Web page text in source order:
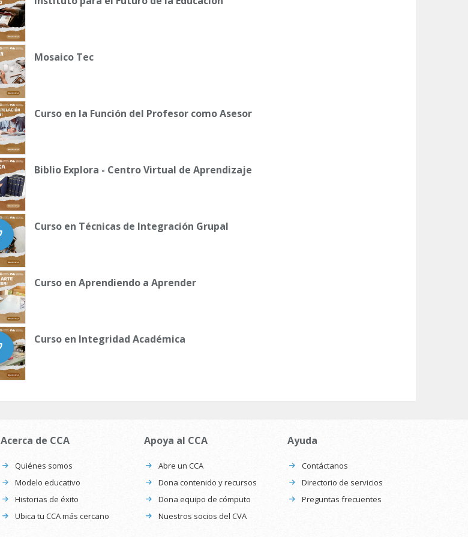
Mosaico Tec
Curso en la Función del Profesor como Asesor
Biblio Explora - Centro Virtual de Aprendizaje
Curso en Técnicas de Integración Grupal
Curso en Aprendiendo a Aprender
Curso en Integridad Académica
Acerca de CCA
Quiénes somos
Modelo educativo
Historias de éxito
Ubica tu CCA más cercano
Apoya al CCA
Abre un CCA
Dona contenido y recursos
Dona equipo de cómputo
Nuestros socios del CVA
Ayuda
Contáctanos
Directorio de servicios
Preguntas frecuentes